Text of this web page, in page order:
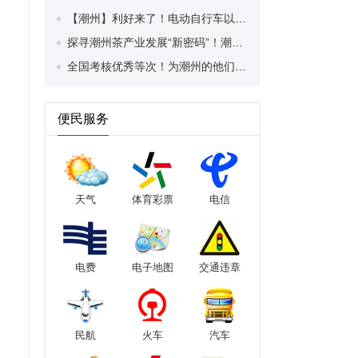
便民服务
天气 体育彩票 电信
电费 电子地图 交通违章
民航 火车 汽车